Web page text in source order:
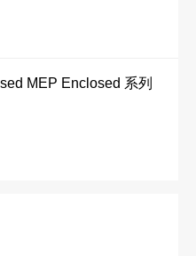
MEP Enclosed 系列